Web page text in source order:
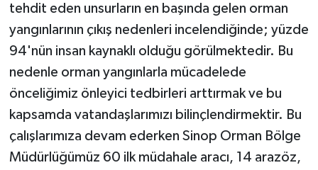
tehdit eden unsurların en başında gelen orman
yangınlarının çıkış nedenleri incelendiğinde; yüzde
94'nün insan kaynaklı olduğu görülmektedir. Bu
nedenle orman yangınlarla mücadelede
önceliğimiz önleyici tedbirleri arttırmak ve bu
kapsamda vatandaşlarımızı bilinçlendirmektir. Bu
çalışlarımıza devam ederken Sinop Orman Bölge
Müdürlüğümüz 60 ilk müdahale aracı, 14 arazöz,